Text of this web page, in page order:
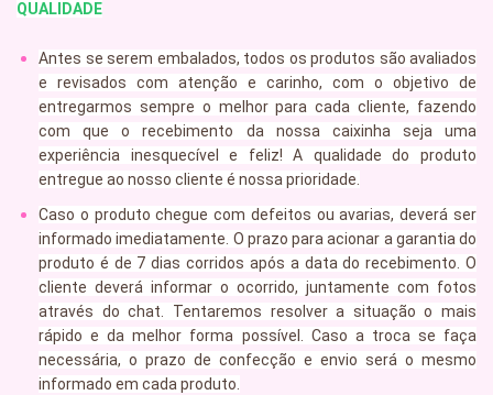
QUALIDADE
Antes se serem embalados, todos os produtos são avaliados
e revisados com atenção e carinho, com o objetivo de
entregarmos sempre o melhor para cada cliente, fazendo
com que o recebimento da nossa caixinha seja uma
experiência inesquecível e feliz! A qualidade do produto
entregue ao nosso cliente é nossa prioridade.
Caso o produto chegue com defeitos ou avarias, deverá ser
informado imediatamente. O prazo para acionar a garantia do
produto é de 7 dias corridos após a data do recebimento. O
cliente deverá informar o ocorrido, juntamente com fotos
através do chat. Tentaremos resolver a situação o mais
rápido e da melhor forma possível. Caso a troca se faça
necessária, o prazo de confecção e envio será o mesmo
informado em cada produto.